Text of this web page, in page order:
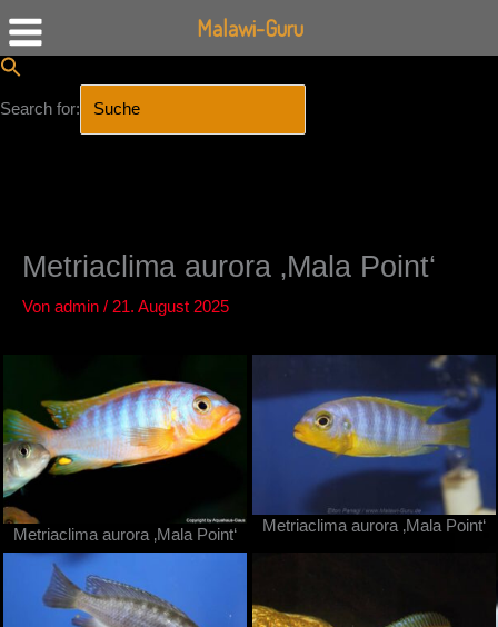
Search for:
Metriaclima aurora ‚Mala Point‘
Von admin / 21. August 2025
Metriaclima aurora ‚Mala Point‘
Metriaclima aurora ‚Mala Point‘
Malawi-Guru